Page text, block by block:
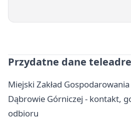
Przydatne dane
Miejski Zakład
Dąbrowie Górniczej - kontakt,
odbioru